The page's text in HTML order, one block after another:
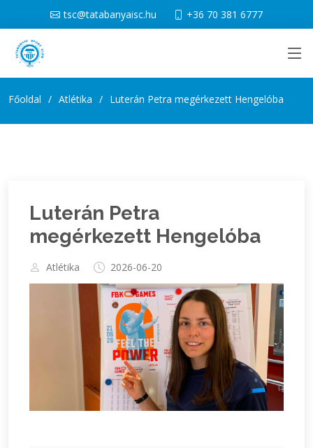
tsc@tatabanyaisc.hu +36 70 381 6777
Főoldal Atlétika Luterán Petra megérkezett Hengelóba
Luterán Petra
megérkezett Hengelóba
Atlétika 2026-06-20